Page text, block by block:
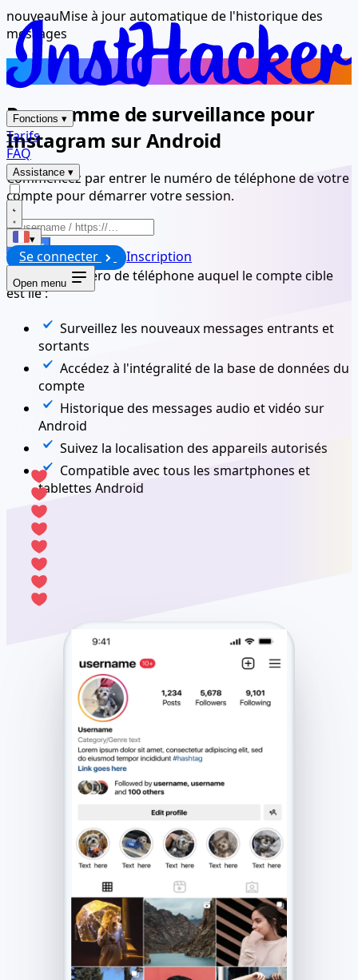
Fonctions ▾
Tarifs
FAQ
Assistance ▾
▾
Se connecter Inscription
Open menu
nouveauMise à jour automatique de l'historique des
messages
Application Android Spy Instagram
Programme de surveillance pour
Instagram sur Android
Commencez par entrer le numéro de téléphone de votre
compte pour démarrer votre session.
Lancer
Entrez le numéro de téléphone auquel le compte cible
est lié :
Surveillez les nouveaux messages entrants et
sortants
Accédez à l'intégralité de la base de données du
compte
Historique des messages audio et vidéo sur
Android
Suivez la localisation des appareils autorisés
Compatible avec tous les smartphones et
tablettes Android